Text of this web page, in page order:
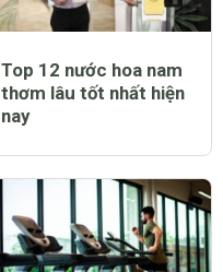
Top 12 nước hoa nam
thơm lâu tốt nhất hiện
nay